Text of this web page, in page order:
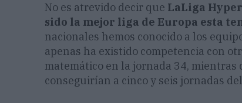
No es atrevido decir que LaLiga
sido la mejor liga de Europa esta
nacionales hemos conocido a los
apenas ha existido competencia con
matemático en la jornada 34,
conseguirían a cinco y seis jornadas